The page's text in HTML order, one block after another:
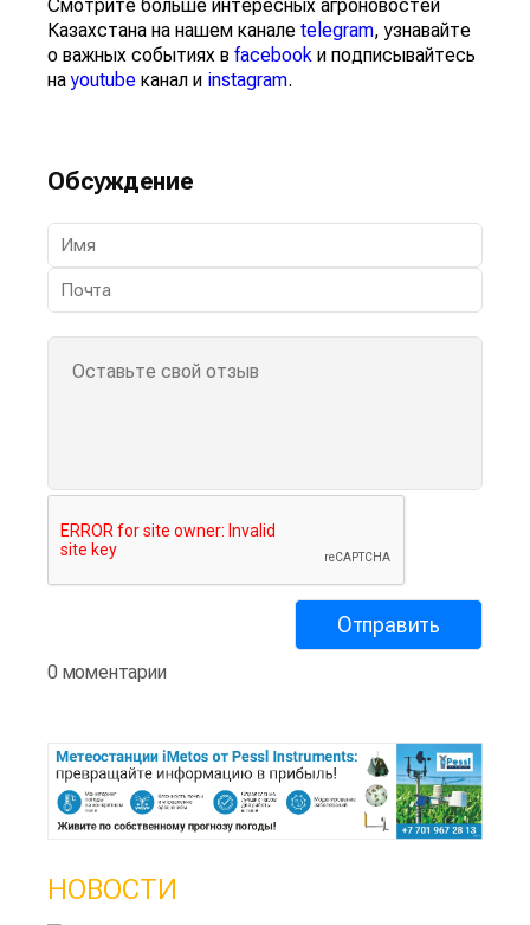
Смотрите больше интересных агроновостей
Казахстана на нашем канале telegram, узнавайте
о важных событиях в facebook и подписывайтесь
наyoutube канал и instagram.
Обсуждение
0 моментарии
НОВОСТИ